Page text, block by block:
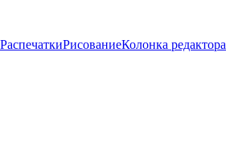
РаспечаткиРисованиеКолонка редактора